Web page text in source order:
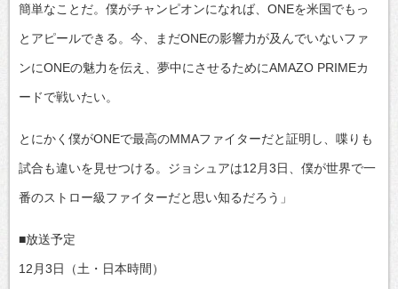
簡単なことだ。僕がチャンピオンになれば、ONEを米国でもっ
とアピールできる。今、まだONEの影響力が及んでいないファ
ンにONEの魅力を伝え、夢中にさせるためにAMAZO PRIMEカ
ードで戦いたい。
とにかく僕がONEで最高のMMAファイターだと証明し、喋りも
試合も違いを見せつける。ジョシュアは12月3日、僕が世界で一
番のストロー級ファイターだと思い知るだろう」
■放送予定
12月3日（土・日本時間）